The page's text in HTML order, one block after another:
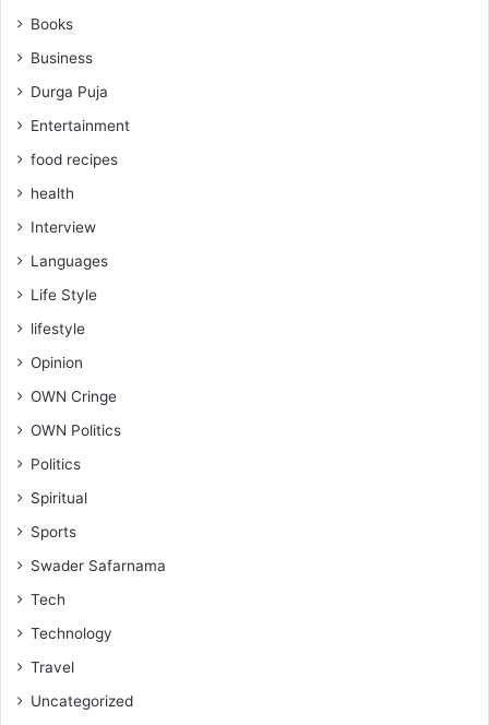
Books
Business
Durga Puja
Entertainment
food recipes
health
Interview
Languages
Life Style
lifestyle
Opinion
OWN Cringe
OWN Politics
Politics
Spiritual
Sports
Swader Safarnama
Tech
Technology
Travel
Uncategorized